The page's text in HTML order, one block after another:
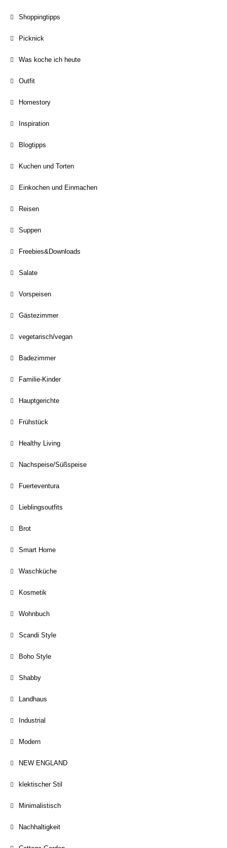
Shoppingtipps
Picknick
Was koche ich heute
Outfit
Homestory
Inspiration
Blogtipps
Kuchen und Torten
Einkochen und Einmachen
Reisen
Suppen
Freebies&Downloads
Salate
Vorspeisen
Gästezimmer
vegetarisch/vegan
Badezimmer
Familie-Kinder
Hauptgerichte
Frühstück
Healthy Living
Nachspeise/Süßspeise
Fuerteventura
Lieblingsoutfits
Brot
Smart Home
Waschküche
Kosmetik
Wohnbuch
Scandi Style
Boho Style
Shabby
Landhaus
Industrial
Modern
NEW ENGLAND
klektischer Stil
Minimalistisch
Nachhaltigkeit